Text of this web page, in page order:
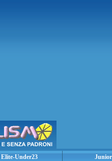
Elite-Under23